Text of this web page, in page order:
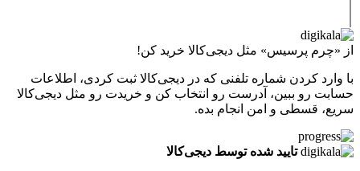
پرسیس» مثل دیجی‌کالا خرید کن!
شماره تلفنی که در دیجی‌کالا ثبت کردی، اطلاعات
ببین، آدرست رو انتخاب کن و خریدت رو مثل دیجی‌کالا
و امن انجام بده.
تایید شده توسط دیجی‌کالا